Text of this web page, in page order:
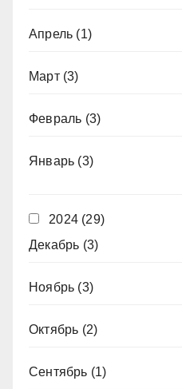
Апрель (1)
Март(3)
Февраль (3)
Январь (3)
2024 (29)
Декабрь (3)
Ноябрь (3)
Октябрь (2)
Сентябрь (1)